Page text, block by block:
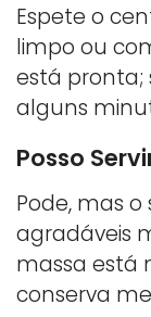
Espete o
limpo ou
está pronta;
alguns
Posso
Pode, mas
agradáveis
massa está
conserva